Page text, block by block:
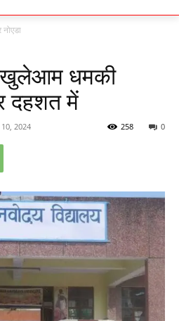
नोएडा
खुलेआम धमकी
दहशत में
2024 0
258